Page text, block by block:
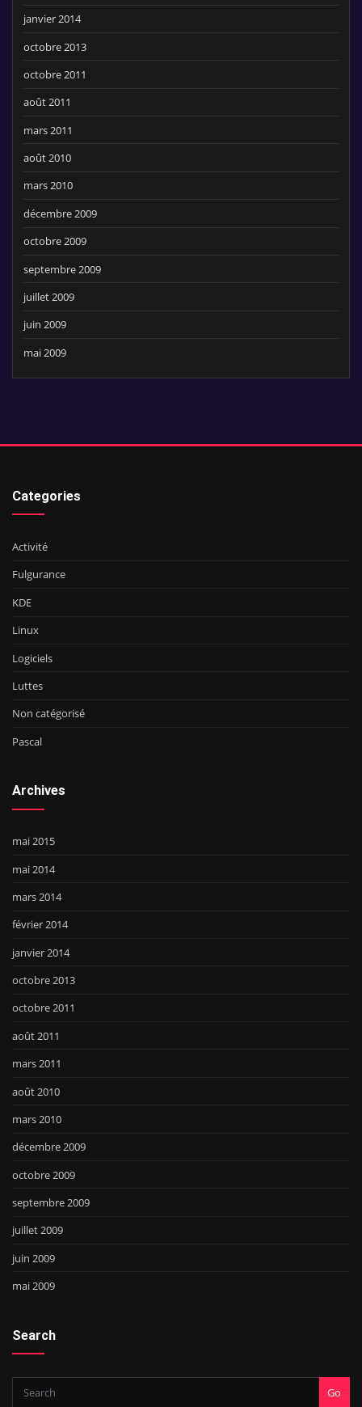
janvier 2014
octobre 2013
octobre 2011
août 2011
mars 2011
août 2010
mars 2010
décembre 2009
octobre 2009
septembre 2009
juillet 2009
juin 2009
mai 2009
Categories
Activité
Fulgurance
KDE
Linux
Logiciels
Luttes
Non catégorisé
Pascal
Archives
mai 2015
mai 2014
mars 2014
février 2014
janvier 2014
octobre 2013
octobre 2011
août 2011
mars 2011
août 2010
mars 2010
décembre 2009
octobre 2009
septembre 2009
juillet 2009
juin 2009
mai 2009
Search
Go